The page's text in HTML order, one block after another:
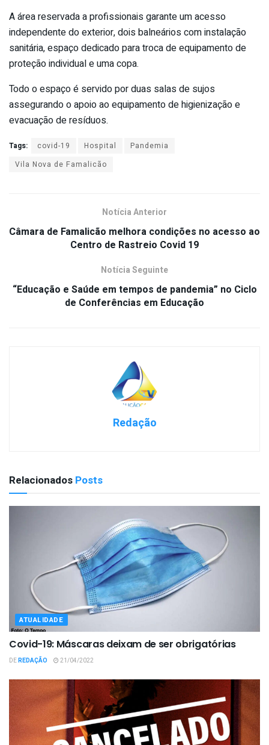
A área reservada a profissionais garante um acesso
independente do exterior, dois balneários com instalação
sanitária, espaço dedicado para troca de equipamento de
proteção individual e uma copa.
Todo o espaço é servido por duas salas de sujos
assegurando o apoio ao equipamento de higienização e
evacuação de resíduos.
Tags: covid-19 Hospital
Pandemia
Vila Nova de Famalicão
Notícia Anterior
Câmara de Famalicão melhora condições no acesso ao
Centro de Rastreio Covid 19
Notícia Seguinte
“Educação e Saúde em tempos de pandemia” no Ciclo
de Conferências em Educação
Redação
Relacionados Posts
ATUALIDADE
Covid-19: Máscaras deixam de ser obrigatórias
DEREDAÇÃO 21/04/2022